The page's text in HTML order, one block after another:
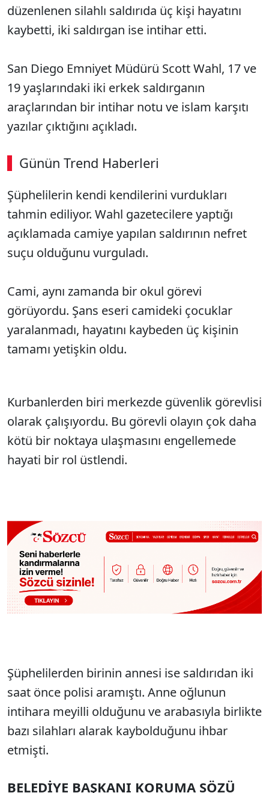
düzenlenen silahlı saldırıda üç kişi hayatını
kaybetti, iki saldırgan ise intihar etti.
San Diego Emniyet Müdürü Scott Wahl, 17 ve
19 yaşlarındaki iki erkek saldırganın
araçlarından bir intihar notu ve islam karşıtı
yazılar çıktığını açıkladı.
Günün Trend Haberleri
Şüphelilerin kendi kendilerini vurdukları
tahmin ediliyor. Wahl gazetecilere yaptığı
açıklamada camiye yapılan saldırının nefret
suçu olduğunu vurguladı.
Cami, aynı zamanda bir okul görevi
görüyordu. Şans eseri camideki çocuklar
yaralanmadı, hayatını kaybeden üç kişinin
tamamı yetişkin oldu.
Kurbanlerden biri merkezde güvenlik görevlisi
olarak çalışıyordu. Bu görevli olayın çok daha
kötü bir noktaya ulaşmasını engellemede
hayati bir rol üstlendi.
Şüphelilerden birinin annesi ise saldırıdan iki
saat önce polisi aramıştı. Anne oğlunun
intihara meyilli olduğunu ve arabasıyla birlikte
bazı silahları alarak kaybolduğunu ihbar
etmişti.
BELEDİYE BAŞKANI KORUMA SÖZÜ